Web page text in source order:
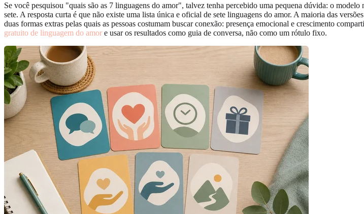
Se você pesquisou "quais são as 7 linguagens do amor", talvez tenha percebido uma pequena dúvida: o
sete. A resposta curta é que não existe uma lista única e oficial de sete linguagens do amor. A maioria das
duas formas extras pelas quais as pessoas costumam buscar conexão: presença emocional e crescimento
gratuito de linguagem do amor e usar os resultados como guia de conversa, não como um rótulo fixo.